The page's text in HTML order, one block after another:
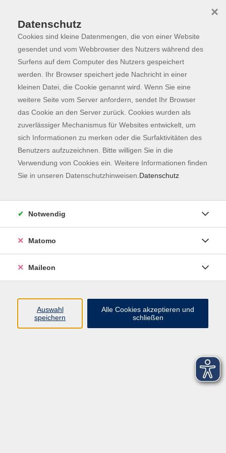
Skip to main content
Programm
Der Kurs konnte nicht gefunden werden.
Kontaktformular
Impressum
AGB
Datenschutzerklärung
Datenschutz
Cookies sind kleine Datenmengen, die von einer Website
gesendet und vom Webbrowser des Nutzers während des
Surfens auf dem Computer des Nutzers gespeichert
werden. Ihr Browser speichert jede Nachricht in einer
kleinen Datei, die Cookie genannt wird. Wenn Sie eine
weitere Seite vom Server anfordern, sendet Ihr Browser
das Cookie an den Server zurück. Cookies wurden als
zuverlässiger Mechanismus für Websites entwickelt, um
sich Informationen zu merken oder die Surfaktivitäten des
Benutzers aufzuzeichnen. Bitte willigen Sie in die
Verwendung von Cookies ein. Weitere Informationen finden
Sie in unseren Datenschutzhinweisen. Datenschutz
×
Notwendig
Matomo
Maileon
Auswahl
speichern
Alle Cookies akzeptieren und
schließen